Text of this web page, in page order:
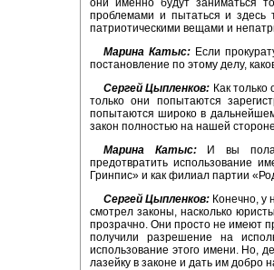
проблемами и пытаться и здесь
патриотическими вещами и
Марина Катыс:Если
постановление по этому делу,
Сергей Цыпленков: Как только
только они попытаются
попытаются широко в
закон полностью на нашей
Марина Катыс:И вы
предотвратить использование
Гринпис» и как филиал партии
Сергей Цыпленков: Конечно, у
смотрел законы, насколько
прозрачно. Они просто не имеют
получили разрешение на
использование этого имени. Но,
лазейку в законе и дать им добро